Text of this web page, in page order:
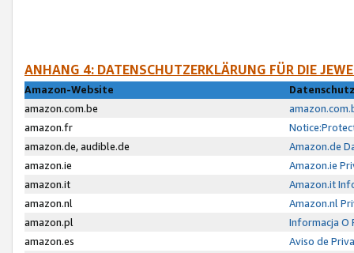
ANHANG 4: DATENSCHUTZERKLÄRUNG FÜR DIE
Amazon-Website
amazon.com.be
amazon.fr
amazon.de, audible.de
Amazon.de
amazon.ie
Amazon.ie
amazon.it
Amazon.it
amazon.nl
Amazon.nl
amazon.pl
Informacja O
amazon.es
Aviso de